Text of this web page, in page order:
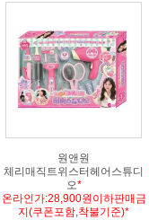
원앤원
체리매직트위스터헤어스튜디
오*
온라인가:28,900원이하판매금
지(쿠폰포함,착불기준)*